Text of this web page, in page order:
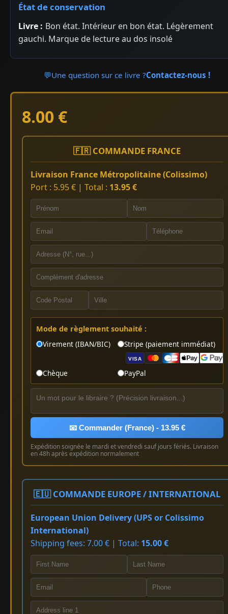
État de conservation
Livre : Bon état. Intérieur en bon état. Légèrement
gauchi. Marque de lecture au dos insolé
💬Une question sur ce livre ?Contactez-nous !
8.00 €
🇫🇷 COMMANDE FRANCE
Livraison France Métropolitaine (Colissimo)
Port : 5.95 € | Total : 13.95 €
Mode de règlement souhaité :
Virement (IBAN/BIC)
Stripe (paiement immédiat)
VISA
Chèque PayPal
📧 Commander (France) - 13.95 €
Expédition soignée le mardi et vendredi sauf jours fériés. Livraison
en 48h après expédition normalement
🇪🇺 COMMANDE EUROPE / INTERNATIONAL
European Union Delivery (UPS or Colissimo
International)
Shipping fees: 7.00 € | Total: 15.00 €